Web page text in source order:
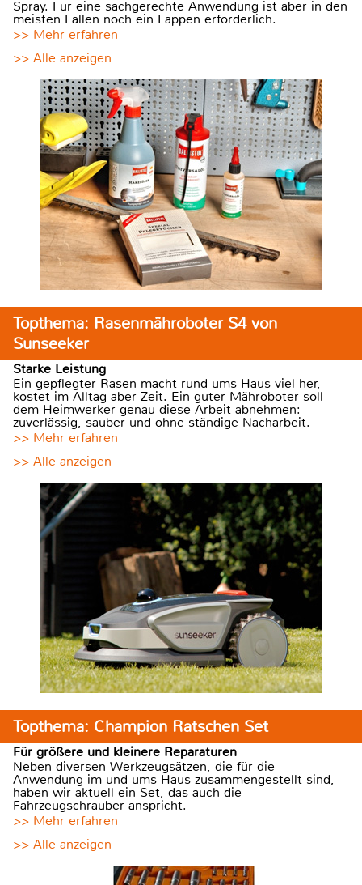
Spray. Für eine sachgerechte Anwendung ist aber in den
meisten Fällen noch ein Lappen erforderlich.
>> Mehr erfahren
>> Alle anzeigen
Topthema: Rasenmähroboter S4 von
Sunseeker
Starke Leistung
Ein gepflegter Rasen macht rund ums Haus viel her,
kostet im Alltag aber Zeit. Ein guter Mähroboter soll
dem Heimwerker genau diese Arbeit abnehmen:
zuverlässig, sauber und ohne ständige Nacharbeit.
>> Mehr erfahren
>> Alle anzeigen
Topthema: Champion Ratschen Set
Für größere und kleinere Reparaturen
Neben diversen Werkzeugsätzen, die für die
Anwendung im und ums Haus zusammengestellt sind,
haben wir aktuell ein Set, das auch die
Fahrzeugschrauber anspricht.
>> Mehr erfahren
>> Alle anzeigen